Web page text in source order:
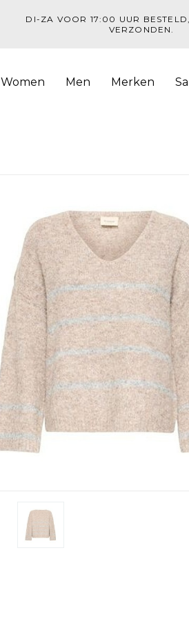
DI-ZA VOOR 17:00 UUR
VERZONDEN.
Women Men Merken